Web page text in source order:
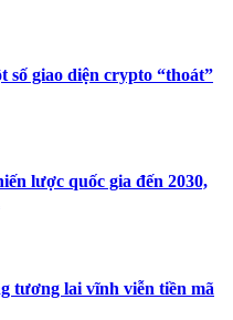
số giao diện crypto “thoát”
lược quốc gia đến 2030,
tương lai vĩnh viễn tiền mã